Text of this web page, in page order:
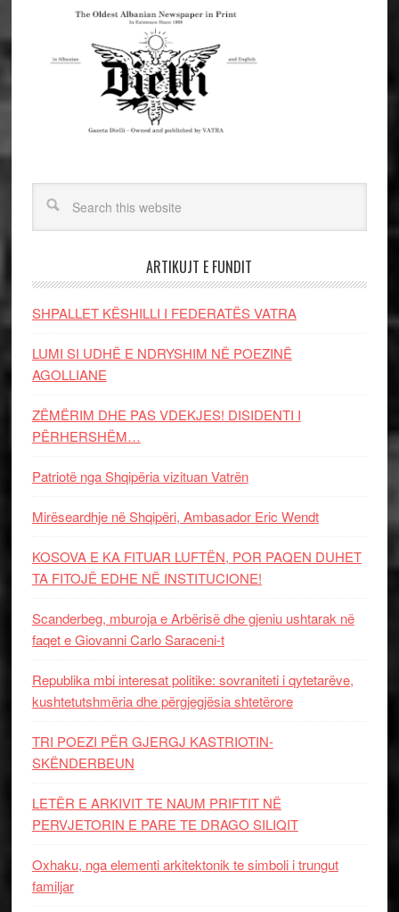
ARTIKUJT E FUNDIT
SHPALLET KËSHILLI I FEDERATËS VATRA
LUMI SI UDHË E NDRYSHIM NË POEZINË
AGOLLIANE
ZËMËRIM DHE PAS VDEKJES! DISIDENTI I
PËRHERSHËM…
Patriotë nga Shqipëria vizituan Vatrën
Mirëseardhje në Shqipëri, Ambasador Eric Wendt
KOSOVA E KA FITUAR LUFTËN, POR PAQEN DUHET
TA FITOJË EDHE NË INSTITUCIONE!
Scanderbeg, mburoja e Arbërisë dhe gjeniu ushtarak në
faqet e Giovanni Carlo Saraceni-t
Republika mbi interesat politike: sovraniteti i qytetarëve,
kushtetutshmëria dhe përgjegjësia shtetërore
TRI POEZI PËR GJERGJ KASTRIOTIN-
SKËNDERBEUN
LETËR E ARKIVIT TE NAUM PRIFTIT NË
PERVJETORIN E PARE TE DRAGO SILIQIT
Oxhaku, nga elementi arkitektonik te simboli i trungut
familjar